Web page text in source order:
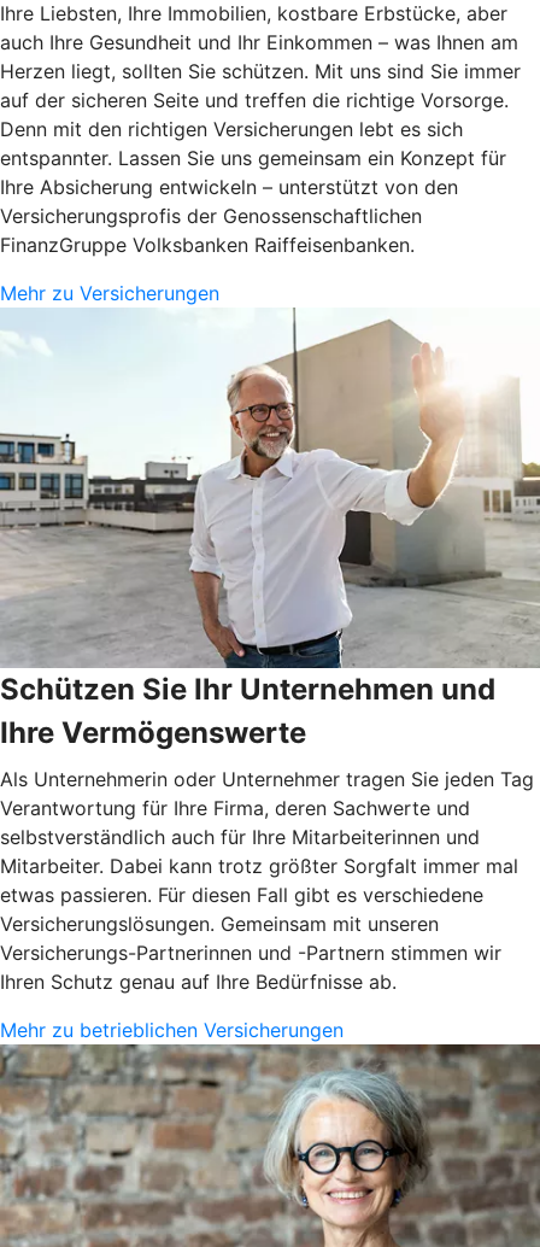
Ihre Liebsten, Ihre Immobilien, kostbare Erbstücke, aber
auch Ihre Gesundheit und Ihr Einkommen – was Ihnen am
Herzen liegt, sollten Sie schützen. Mit uns sind Sie immer
auf der sicheren Seite und treffen die richtige Vorsorge.
Denn mit den richtigen Versicherungen lebt es sich
entspannter. Lassen Sie uns gemeinsam ein Konzept für
Ihre Absicherung entwickeln – unterstützt von den
Versicherungsprofis der Genossenschaftlichen
FinanzGruppe Volksbanken Raiffeisenbanken.
Mehr zu Versicherungen
Schützen Sie Ihr Unternehmen und
Ihre Vermögenswerte
Als Unternehmerin oder Unternehmer tragen Sie jeden Tag
Verantwortung für Ihre Firma, deren Sachwerte und
selbstverständlich auch für Ihre Mitarbeiterinnen und
Mitarbeiter. Dabei kann trotz größter Sorgfalt immer mal
etwas passieren. Für diesen Fall gibt es verschiedene
Versicherungslösungen. Gemeinsam mit unseren
Versicherungs-Partnerinnen und -Partnern stimmen wir
Ihren Schutz genau auf Ihre Bedürfnisse ab.
Mehr zu betrieblichen Versicherungen